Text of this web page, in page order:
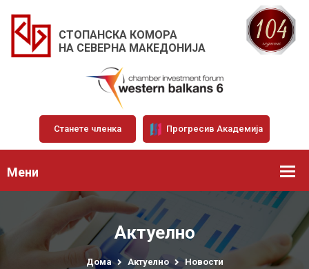
СТОПАНСКА КОМОРА
НА СЕВЕРНА МАКЕДОНИЈА
Станете членка Прогресив Академија
Мени
Актуелно
Дома Актуелно Новости